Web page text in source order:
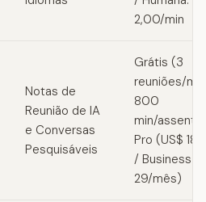
2,00/min
Notas de
Reunião de IA
e Conversas
Pesquisáveis
Grátis (3
reuniões/
800
min/
Pro (US$
/ Business
29/mês)